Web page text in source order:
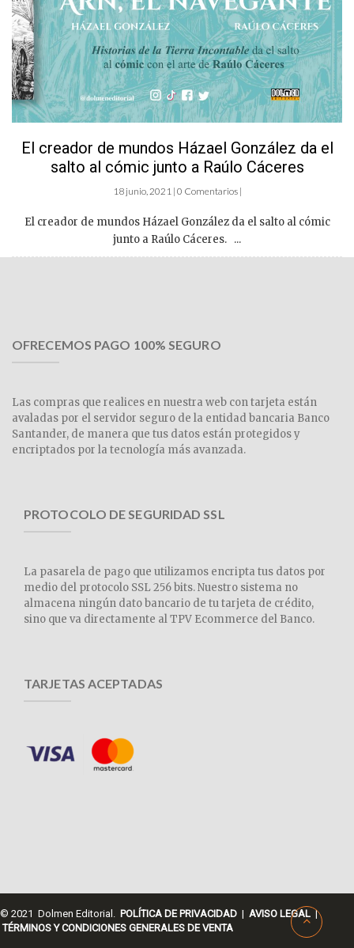
El creador de mundos Házael González da el
salto al cómic junto a Raúlo Cáceres
18 junio, 2021 | 0 Comentarios |
El creador de mundos Házael González da el salto al cómic
junto a Raúlo Cáceres. ...
OFRECEMOS PAGO 100% SEGURO
Las compras que realices en nuestra web con tarjeta están
avaladas por el servidor seguro de la entidad bancaria Banco
Santander, de manera que tus datos están protegidos y
encriptados por la tecnología más avanzada.
PROTOCOLO DE SEGURIDAD SSL
La pasarela de pago que utilizamos encripta tus datos por
medio del protocolo SSL 256 bits. Nuestro sistema no
almacena ningún dato bancario de tu tarjeta de crédito,
sino que va directamente al TPV Ecommerce del Banco.
TARJETAS ACEPTADAS
© 2021 Dolmen Editorial. POLÍTICA DE PRIVACIDAD | AVISO LEGAL |
TÉRMINOS Y CONDICIONES GENERALES DE VENTA